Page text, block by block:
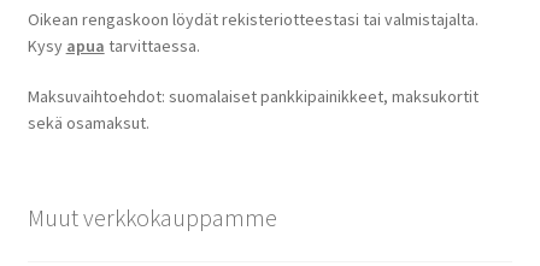
Oikean rengaskoon löydät rekisteriotteestasi tai valmistajalta.
Kysy apua tarvittaessa.
Maksuvaihtoehdot: suomalaiset pankkipainikkeet, maksukortit
sekä osamaksut.
Muut verkkokauppamme